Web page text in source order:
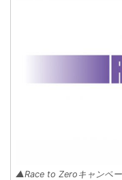
▲Race to Zeroキャンペ